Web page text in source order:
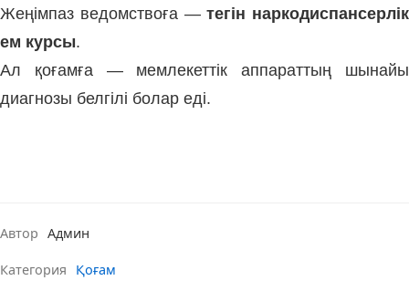
Жеңімпаз ведомствоға —тегін наркодиспансерлік
ем курсы.
Ал қоғамға — мемлекеттік аппараттың шынайы
диагнозы белгілі болар еді.
Автор Админ
Категория Қоғам